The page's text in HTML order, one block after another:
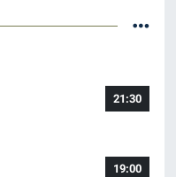
21:30
19:00